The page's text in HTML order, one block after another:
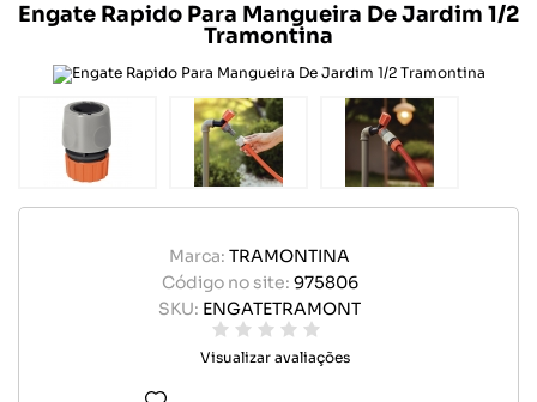
Engate Rapido Para Mangueira De Jardim 1/2
Tramontina
Marca: TRAMONTINA
Código no site: 975806
SKU: ENGATETRAMONT
Visualizar avaliações